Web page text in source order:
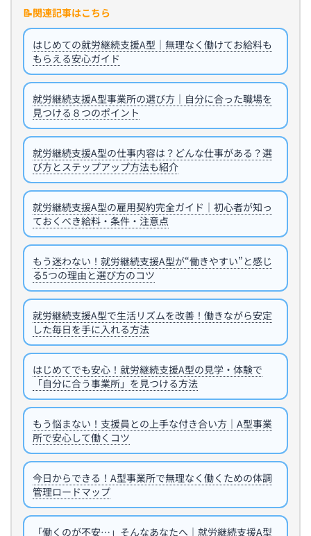
📝関連記事はこちら
はじめての就労継続支援A型｜無理なく働けてお給料も
もらえる安心ガイド
就労継続支援A型事業所の選び方｜自分に合った職場を
見つける８つのポイント
就労継続支援A型の仕事内容は？どんな仕事がある？選
び方とステップアップ方法も紹介
就労継続支援A型の雇用契約完全ガイド｜初心者が知っ
ておくべき給料・条件・注意点
もう迷わない！就労継続支援A型が“働きやすい”と感じ
る5つの理由と選び方のコツ
就労継続支援A型で生活リズムを改善！働きながら安定
した毎日を手に入れる方法
はじめてでも安心！就労継続支援A型の見学・体験で
「自分に合う事業所」を見つける方法
もう悩まない！支援員との上手な付き合い方｜A型事業
所で安心して働くコツ
今日からできる！A型事業所で無理なく働くための体調
管理ロードマップ
「働くのが不安…」そんなあなたへ｜就労継続支援A型